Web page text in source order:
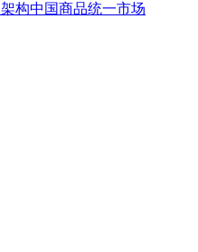
架构中国商品统一市场